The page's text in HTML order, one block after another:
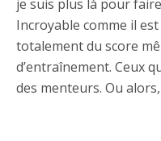
je suis plus là pour
Incroyable comme il
totalement du score
d’entraînement. Ceux
des menteurs. Ou